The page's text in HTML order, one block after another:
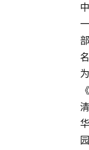
中
一
部
名
为
《
清
华
园